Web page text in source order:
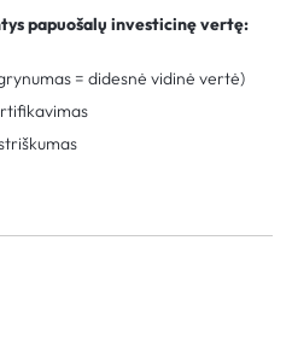
papuošalų investicinę vertę:
= didesnė vidinė vertė)